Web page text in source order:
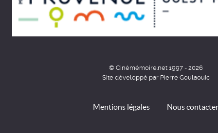
© Cinémémoire.net 1997 - 2026
Site développé par Pierre Goulaouic
Mentions légales Nous contacter